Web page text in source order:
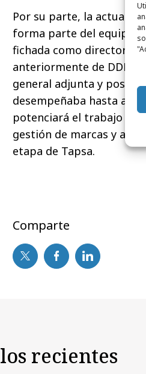
Por su parte, la actual
forma parte del equipo
fichada como directora
anteriormente de DDB
general adjunta y
desempeñaba hasta
potenciará el trabajo de
gestión de marcas y
etapa de Tapsa.
Comparte
recientes